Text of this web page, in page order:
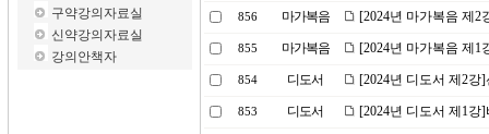
구약강의자료실
신약강의자료실
강의안책자
856 마가복음 [2024년 마가복음 제2
855 마가복음 [2024년 마가복음 제
854 디도서 [2024년 디도서 제2
853 디도서 [2024년 디도서 제1